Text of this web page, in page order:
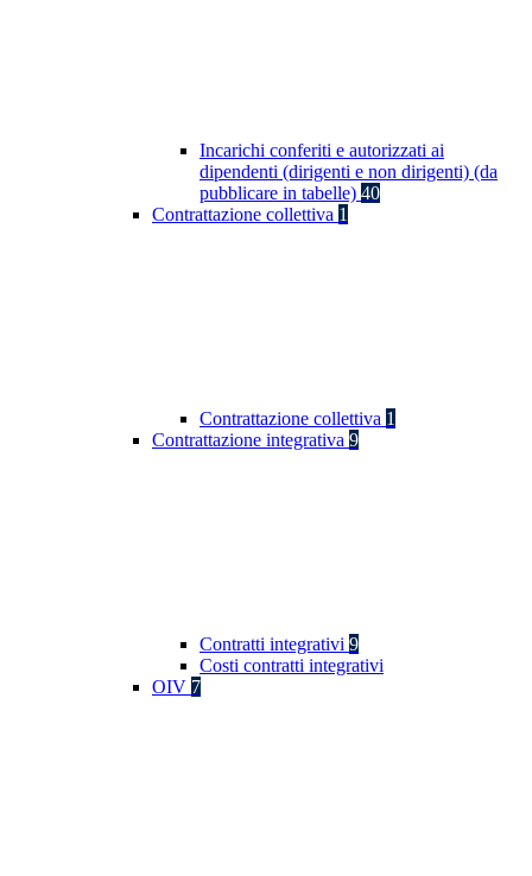
Incarichi conferiti e autorizzati ai
dipendenti (dirigenti e non dirigenti) (da
pubblicare in tabelle) 40
Contrattazione collettiva 1
Contrattazione collettiva 1
Contrattazione integrativa 9
Contratti integrativi 9
Costi contratti integrativi
OIV 7